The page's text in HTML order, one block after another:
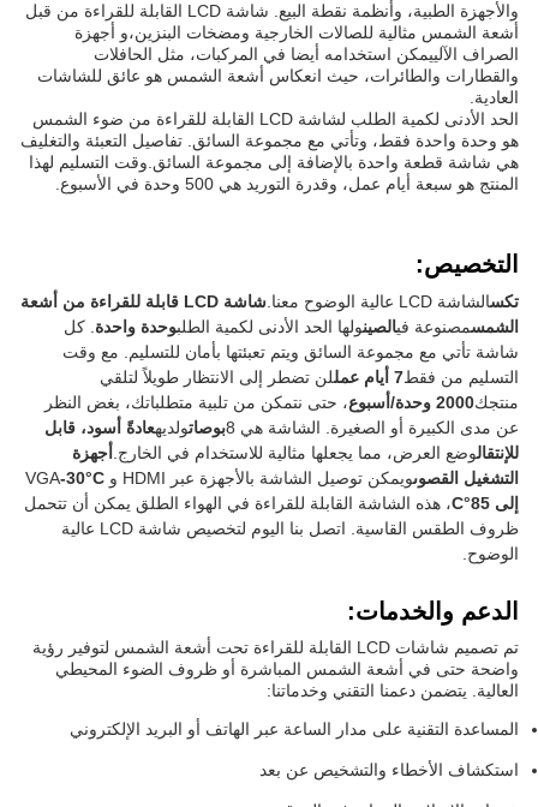
والأجهزة الطبية، وأنظمة نقطة البيع. شاشة LCD القابلة للقراءة من قبل
أشعة الشمس مثالية للصالات الخارجية ومضخات البنزين،و أجهزة
الصراف الآلييمكن استخدامه أيضا في المركبات، مثل الحافلات
والقطارات والطائرات، حيث انعكاس أشعة الشمس هو عائق للشاشات
العادية.
الحد الأدنى لكمية الطلب لشاشة LCD القابلة للقراءة من ضوء الشمس
هو وحدة واحدة فقط، وتأتي مع مجموعة السائق. تفاصيل التعبئة والتغليف
هي شاشة قطعة واحدة بالإضافة إلى مجموعة السائق.وقت التسليم لهذا
المنتج هو سبعة أيام عمل، وقدرة التوريد هي 500 وحدة في الأسبوع.
التخصيص:
تكسالشاشة LCD عالية الوضوح معنا.
شاشة LCD قابلة للقراءة من أشعة
الشمسمصنوعة فيالصينولها الحد الأدنى لكمية الطلبوحدة واحدة . كل
شاشة تأتي مع مجموعة السائق ويتم تعبئتها بأمان للتسليم. مع وقت
التسليم من فقط7 أيام عمل
لن تضطر إلى الانتظار طويلاً لتلقي
منتجك2000 وحدة/أسبوع
، حتى نتمكن من تلبية متطلباتك، بغض النظر
عن مدى الكبيرة أو الصغيرة. الشاشة هي 8
بوصاتولديهعادةً أسود، قابل
للإنتقالوضع العرض، مما يجعلها مثالية للاستخدام في الخارج. أجهزة
التشغيل القصوىويمكن توصيل الشاشة بالأجهزة عبر HDMI و VGA
-30°C
إلى 85°C
، هذه الشاشة القابلة للقراءة في الهواء الطلق يمكن أن تتحمل
ظروف الطقس القاسية. اتصل بنا اليوم لتخصيص شاشة LCD عالية
الوضوح.
الدعم والخدمات:
تم تصميم شاشات LCD القابلة للقراءة تحت أشعة الشمس لتوفير رؤية
واضحة حتى في أشعة الشمس المباشرة أو ظروف الضوء المحيطي
العالية. يتضمن دعمنا التقني وخدماتنا:
المساعدة التقنية على مدار الساعة عبر الهاتف أو البريد الإلكتروني
استكشاف الأخطاء والتشخيص عن بعد